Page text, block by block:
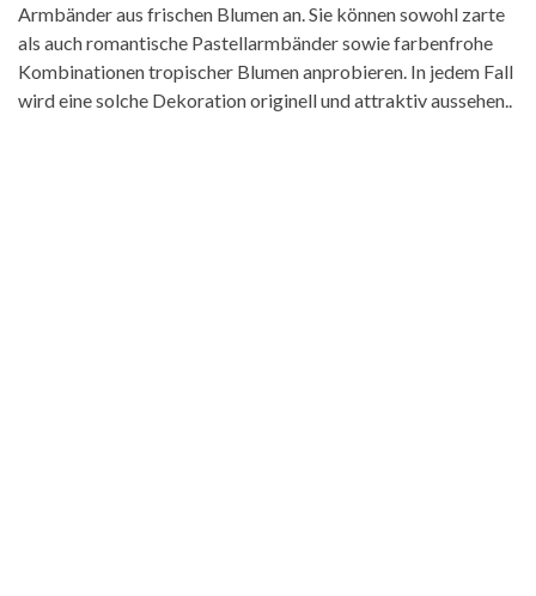
Armbänder aus frischen Blumen an. Sie können sowohl zarte
als auch romantische Pastellarmbänder sowie farbenfrohe
Kombinationen tropischer Blumen anprobieren. In jedem Fall
wird eine solche Dekoration originell und attraktiv aussehen..